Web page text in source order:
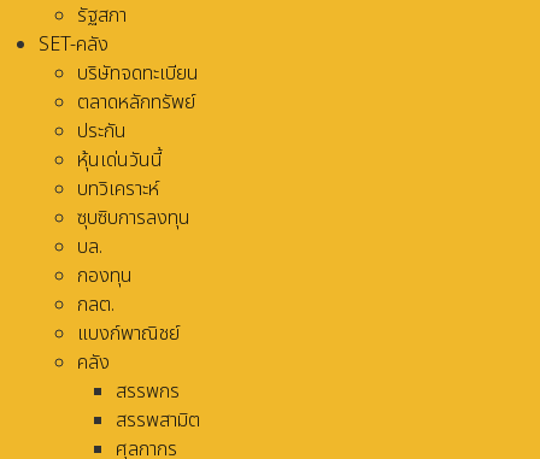
รัฐสภา
SET-คลัง
บริษัทจดทะเบียน
ตลาดหลักทรัพย์
ประกัน
หุ้นเด่นวันนี้
บทวิเคราะห์
ซุบซิบการลงทุน
บล.
กองทุน
กลต.
แบงก์พาณิชย์
คลัง
สรรพกร
สรรพสามิต
ศุลกากร